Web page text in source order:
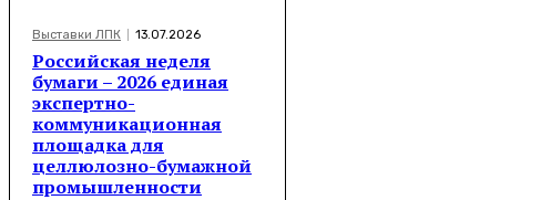
Выставки ЛПК 13.07.2026
Российская неделя
бумаги – 2026 единая
экспертно-
коммуникационная
площадка для
целлюлозно-бумажной
промышленности